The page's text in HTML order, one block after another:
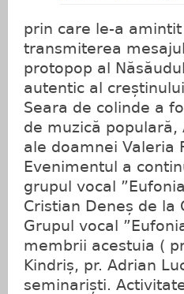
prin care le-a
transmiterea
protopop al
autentic al
Seara de colinde a
de muzică
ale doamnei Valeria
Evenimentul a
grupul vocal
Cristian Deneș de la
Grupul vocal
membrii acestuia (
Kindriș, pr. Adrian
seminariști.